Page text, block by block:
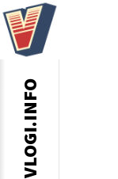
VLOGI.INFO